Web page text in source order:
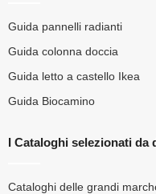
Guida pannelli radianti
Guida colonna doccia
Guida letto a castello Ikea
Guida Biocamino
I Cataloghi selezionati da
Cataloghi delle grandi